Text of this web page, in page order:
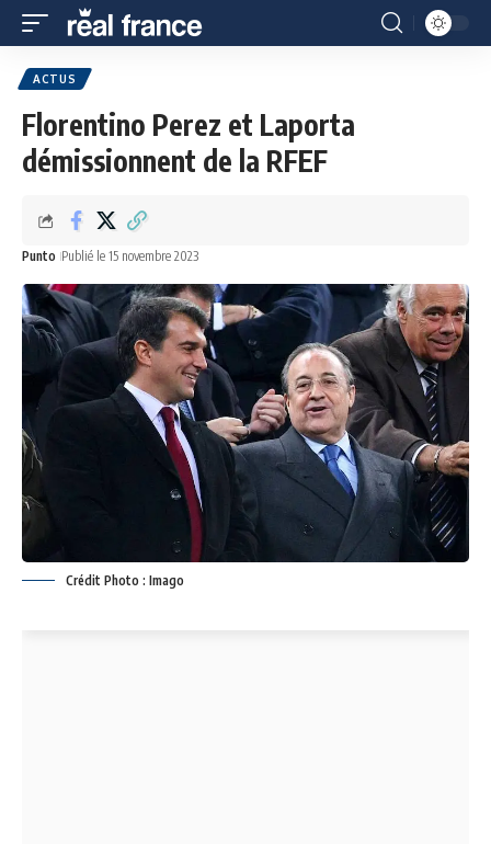
ACTUS
Florentino Perez et Laporta
démissionnent de la RFEF
Punto Publié le 15 novembre 2023
Crédit Photo : Imago